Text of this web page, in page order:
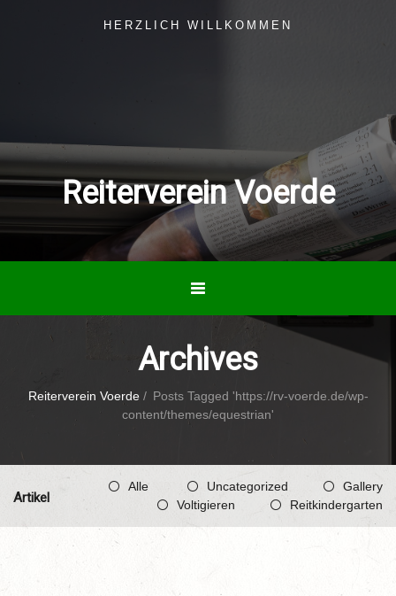
HERZLICH WILLKOMMEN
Reiterverein Voerde
Archives
Reiterverein Voerde / Posts Tagged 'https://rv-voerde.de/wp-
content/themes/equestrian'
Artikel
Alle Uncategorized
Gallery
Voltigieren
Reitkindergarten